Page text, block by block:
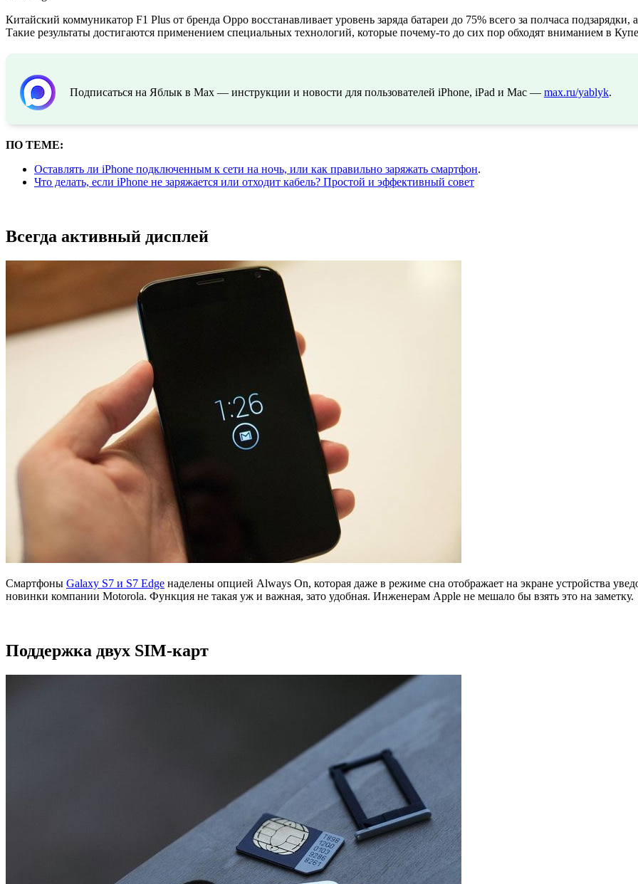
Китайский коммуникатор F1 Plus от бренда Oppo восстанавливает уровень заряда батареи до 75% всего за полчаса
Такие результаты достигаются применением специальных технологий, которые почему-то до сих пор обходят вниманием в
Подписаться на Яблык в Max — инструкции и новости для пользователей iPhone, iPad и Mac — max.ru/yablyk.
ПО ТЕМЕ:
Оставлять ли iPhone подключенным к сети на ночь, или как правильно заряжать смартфон.
Что делать, если iPhone не заряжается или отходит кабель? Простой и эффективный совет
Всегда активный дисплей
Смартфоны Galaxy S7 и S7 Edge наделены опцией Always On, которая даже в режиме сна отображает на экране устройства
новинки компании Motorola. Функция не такая уж и важная, зато удобная. Инженерам Apple не мешало бы взять это на заметку.
Поддержка двух SIM-карт